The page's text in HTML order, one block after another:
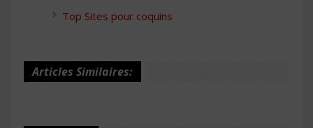
Top Sites pour coquins
Articles Similaires: